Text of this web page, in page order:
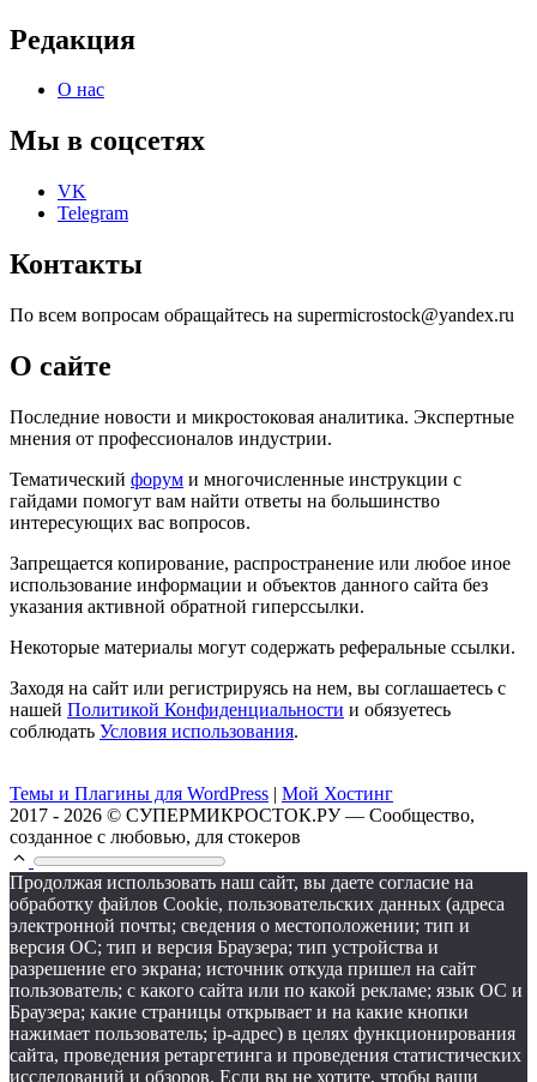
Редакция
О нас
Мы в соцсетях
VK
Telegram
Контакты
По всем вопросам обращайтесь на supermicrostock@yandex.ru
О сайте
Последние новости и микростоковая аналитика. Экспертные
мнения от профессионалов индустрии.
Тематический форум и многочисленные инструкции с
гайдами помогут вам найти ответы на большинство
интересующих вас вопросов.
Запрещается копирование, распространение или любое иное
использование информации и объектов данного сайта без
указания активной обратной гиперссылки.
Некоторые материалы могут содержать реферальные ссылки.
Заходя на сайт или регистрируясь на нем, вы соглашаетесь с
нашей Политикой Конфиденциальности и обязуетесь
соблюдать Условия использования.
Темы и Плагины для WordPress | Мой Хостинг
2017 - 2026 © СУПЕРМИКРОСТОК.РУ — Сообщество,
созданное с любовью, для стокеров
Продолжая использовать наш сайт, вы даете согласие на
обработку файлов Cookie, пользовательских данных (адреса
электронной почты; сведения о местоположении; тип и
версия ОС; тип и версия Браузера; тип устройства и
разрешение его экрана; источник откуда пришел на сайт
пользователь; с какого сайта или по какой рекламе; язык ОС и
Браузера; какие страницы открывает и на какие кнопки
нажимает пользователь; ip-адрес) в целях функционирования
сайта, проведения ретаргетинга и проведения статистических
исследований и обзоров. Если вы не хотите, чтобы ваши